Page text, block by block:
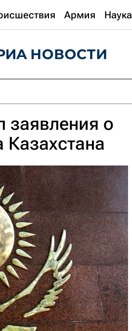
Армия Наука
о
Казахстана